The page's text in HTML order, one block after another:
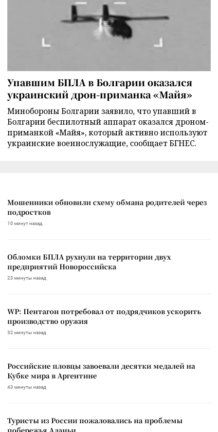
Упавшим БПЛА в Болгарии оказался
украинский дрон-приманка «Майя»
Минобороны Болгарии заявило, что упавший в
Болгарии беспилотный аппарат оказался дроном-
приманкой «Майя», который активно используют
украинские военнослужащие, сообщает БГНЕС.
Мошенники обновили схему обмана родителей через
подростков
10 минут назад
Обломки БПЛА рухнули на территории двух
предприятий Новороссийска
23 минуты назад
WP: Пентагон потребовал от подрядчиков ускорить
производство оружия
32 минуты назад
Российские пловцы завоевали десятки медалей на
Кубке мира в Аргентине
43 минуты назад
Туристы из России пожаловались на проблемы
побережья Аланьи